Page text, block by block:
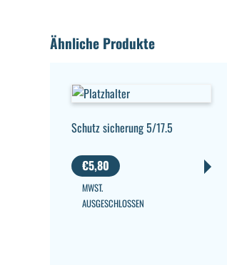
Ähnliche Produkte
Schutz sicherung 5/17.5
€5,80
MWST.
AUSGESCHLOSSEN